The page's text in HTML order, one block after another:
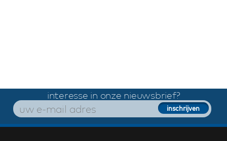
interesse in onze nieuwsbrief?